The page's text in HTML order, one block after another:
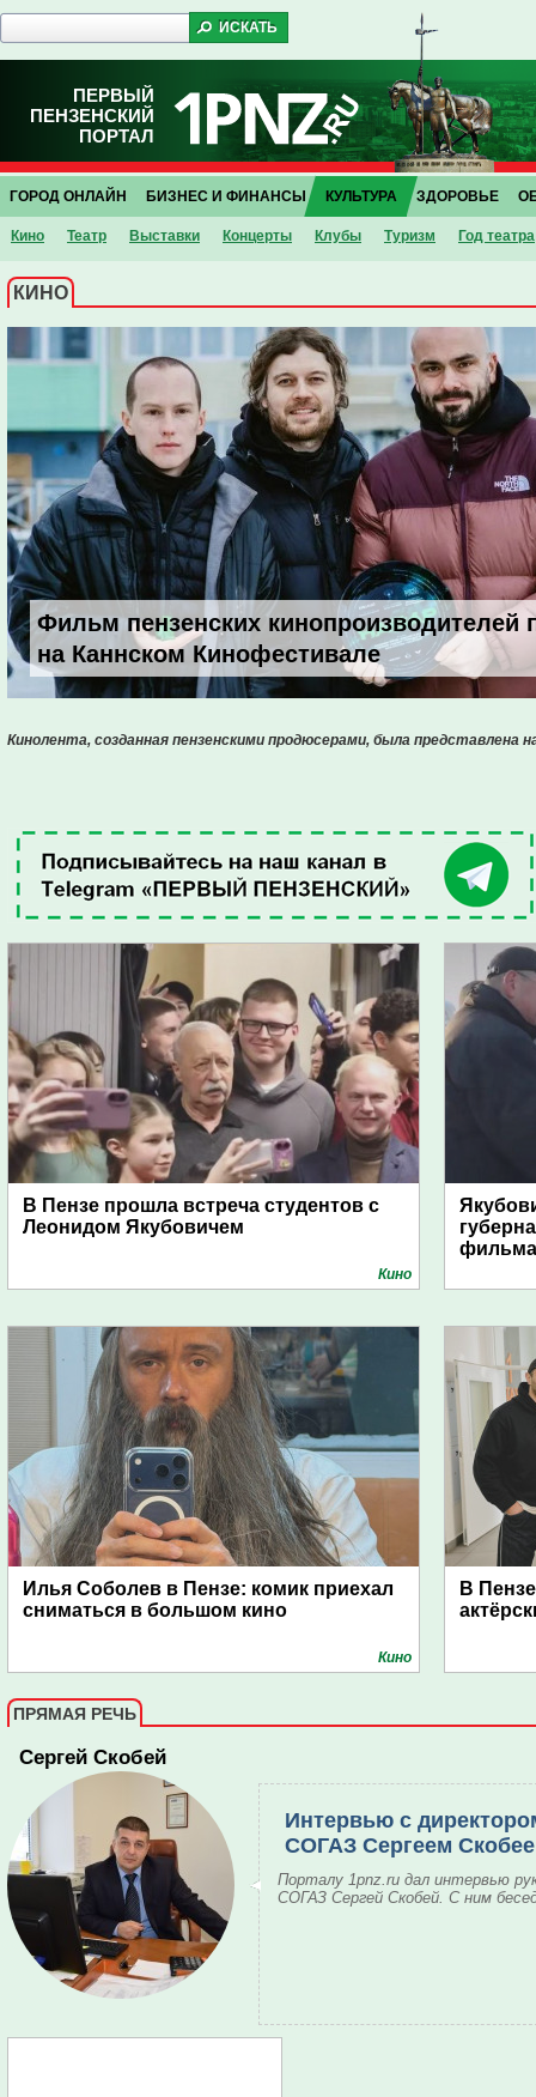
ПЕРВЫЙ
ПЕНЗЕНСКИЙ
ПОРТАЛ
ГОРОД ОНЛАЙН БИЗНЕС И ФИНАНСЫ КУЛЬТУРА
Кино Театр Выставки Концерты Клубы Туризм Год театра
ЗДОРОВЬЕ
КИНО
Фильм пензенских кинопроизводителей
на Каннском Кинофестивале
Кинолента, созданная пензенскими продюсерами, была представлена
В Пензе прошла встреча студентов с
Леонидом Якубовичем
Кино
фильма
Илья Соболев в Пензе: комик приехал
сниматься в большом кино
Кино
В
ПРЯМАЯ РЕЧЬ
Сергей Скобей
Интервью с
СОГАЗ Сергеем
Порталу 1pnz.ru дал интервью
СОГАЗ Сергей Скобей. С ним